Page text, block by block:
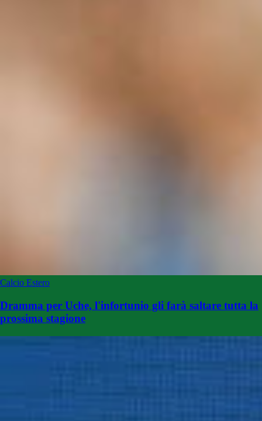
Calcio Estero
Dramma per Uche, l'infortunio gli farà saltare tutta la
prossima stagione